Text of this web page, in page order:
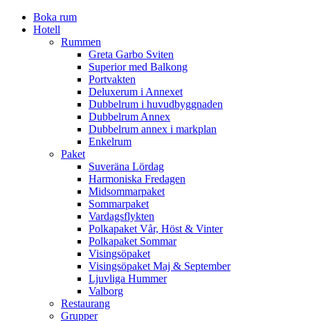
Boka rum
Hotell
Rummen
Greta Garbo Sviten
Superior med Balkong
Portvakten
Deluxerum i Annexet
Dubbelrum i huvudbyggnaden
Dubbelrum Annex
Dubbelrum annex i markplan
Enkelrum
Paket
Suveräna Lördag
Harmoniska Fredagen
Midsommarpaket
Sommarpaket
Vardagsflykten
Polkapaket Vår, Höst & Vinter
Polkapaket Sommar
Visingsöpaket
Visingsöpaket Maj & September
Ljuvliga Hummer
Valborg
Restaurang
Grupper